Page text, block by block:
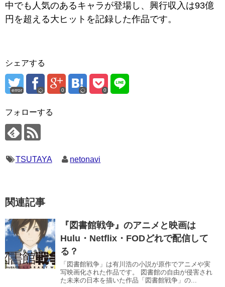
中でも人気のあるキャラが登場し、興行収入は93億
円を超える大ヒットを記録した作品です。
シェアする
error 0 0
フォローする
TSUTAYA netonavi
関連記事
『図書館戦争』のアニメと映画は
Hulu・Netflix・FODどれで配信して
る？
「図書館戦争」は有川浩の小説が原作でアニメや実
写映画化された作品です。 図書館の自由が侵害され
た未来の日本を描いた作品「図書館戦争」の...